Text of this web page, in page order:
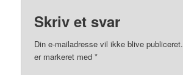
Skriv et svar
Din e-mailadresse vil ikke blive publiceret.
er markeret med*